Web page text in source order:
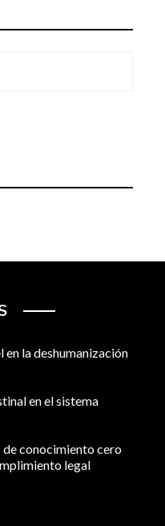
en la deshumanización
en el sistema
de conocimiento cero
legal